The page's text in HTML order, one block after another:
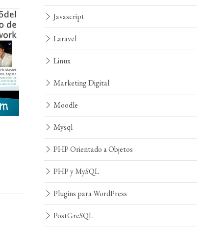
Javascript
Laravel
Linux
Marketing Digital
Moodle
Mysql
PHP Orientado a Objetos
PHP y MySQL
Plugins para WordPress
PostGreSQL